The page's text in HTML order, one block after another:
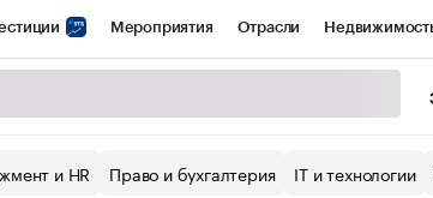
Мероприятия Отрасли
СПб Спецпроекты
и HR Право и бухгалтерия IT и технологии